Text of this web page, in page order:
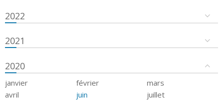
2022
2021
2020
janvier février
mars
avril
juin
juillet